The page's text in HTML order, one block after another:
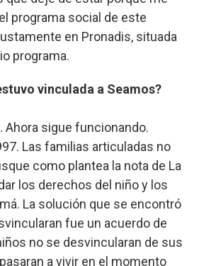
programa social de este
en Pronadis, situada
programa.
vinculada a Seamos?
Ahora sigue funcionando.
Las familias articuladas no
como plantea la nota de La
los derechos del niño y los
La solución que se encontró
fue un acuerdo de
no se desvincularan de sus
a vivir en el momento